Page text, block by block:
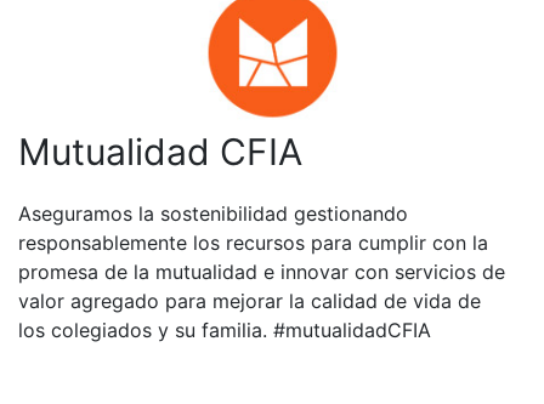
Mutualidad CFIA
Aseguramos la sostenibilidad gestionando
responsablemente los recursos para cumplir con la
promesa de la mutualidad e innovar con servicios de
valor agregado para mejorar la calidad de vida de
los colegiados y su familia. #mutualidadCFIA